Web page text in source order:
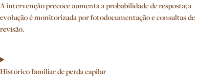
A intervenção precoce aumenta a probabilidade de resposta; a
evolução é monitorizada por fotodocumentação e consultas de
revisão.
Histórico familiar de perda capilar